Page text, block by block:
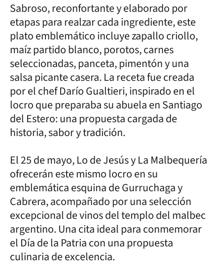
Sabroso, reconfortante y elaborado por
etapas para realzar cada ingrediente, este
plato emblemático incluye zapallo criollo,
maíz partido blanco, porotos, carnes
seleccionadas, panceta, pimentón y una
salsa picante casera. La receta fue creada
por el chef Darío Gualtieri, inspirado en el
locro que preparaba su abuela en Santiago
del Estero: una propuesta cargada de
historia, sabor y tradición.
El 25 de mayo, Lo de Jesús y La Malbequería
ofrecerán este mismo locro en su
emblemática esquina de Gurruchaga y
Cabrera, acompañado por una selección
excepcional de vinos del templo del malbec
argentino. Una cita ideal para conmemorar
el Día de la Patria con una propuesta
culinaria de excelencia.